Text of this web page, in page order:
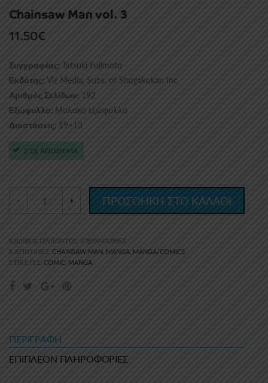
Chainsaw Man vol. 3
11.50€
Συγγραφέας: Tatsuki Fujimoto
Εκδότης: Viz Media, Subs. of Shogakukan Inc
Αριθμός Σελίδων: 192
Εξώφυλλο: Μαλακό εξώφυλλο
Διαστάσεις: 19×13
2 ΣΕ ΑΠΟΘΕΜΑ
- + ΠΡΟΣΘΗΚΗ ΣΤΟ ΚΑΛΑΘΙ
ΚΩΔΙΚΌΣ ΠΡΟΪΌΝΤΟΣ: 9781974709953
ΚΑΤΗΓΟΡΊΕΣ: CHAINSAW MAN, MANGA MANGA/COMICS
ΕΤΙΚΈΤΕΣ: COMIC MANGA
ΠΕΡΙΓΡΑΦΉ
ΕΠΙΠΛΈΟΝ ΠΛΗΡΟΦΟΡΊΕΣ